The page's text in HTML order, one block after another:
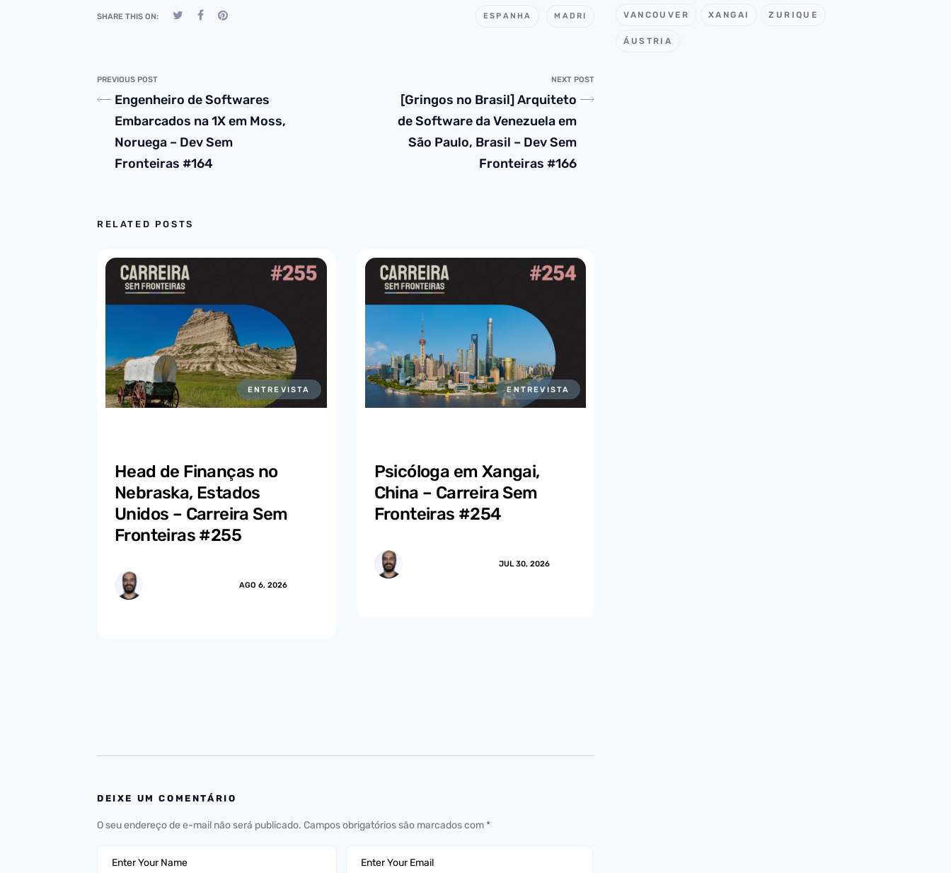
SHARE THIS ON: ESPANHA MADRI
PREVIOUS POST
Engenheiro de Softwares
Embarcados na 1X em Moss,
Noruega – Dev Sem
Fronteiras #164
NEXT POST
[Gringos no Brasil] Arquiteto
de Software da Venezuela em
São Paulo, Brasil – Dev Sem
Fronteiras #166
RELATED POSTS
ENTREVISTA
Head de Finanças no
Nebraska, Estados
Unidos – Carreira Sem
Fronteiras #255
AGO 6, 2026
ENTREVISTA
Psicóloga em Xangai,
China – Carreira Sem
Fronteiras #254
JUL 30, 2026
DEIXE UM COMENTÁRIO
O seu endereço de e-mail não será publicado. Campos obrigatórios são marcados com *
VANCOUVER XANGAI ZURIQUE
ÁUSTRIA